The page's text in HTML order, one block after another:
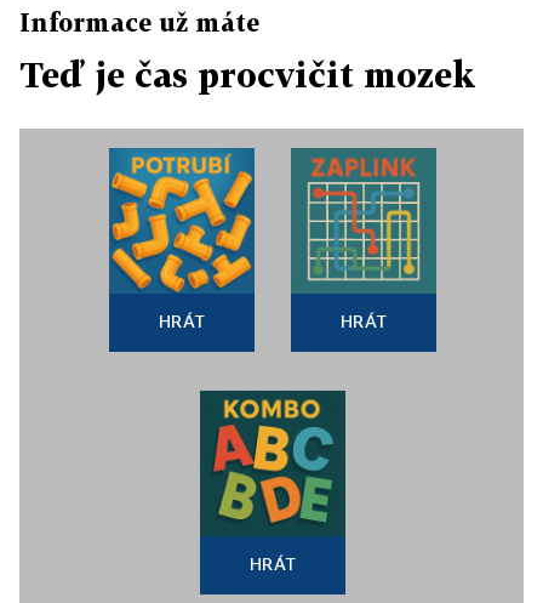
Informace už máte
Teď je čas procvičit mozek
HRÁT HRÁT
HRÁT